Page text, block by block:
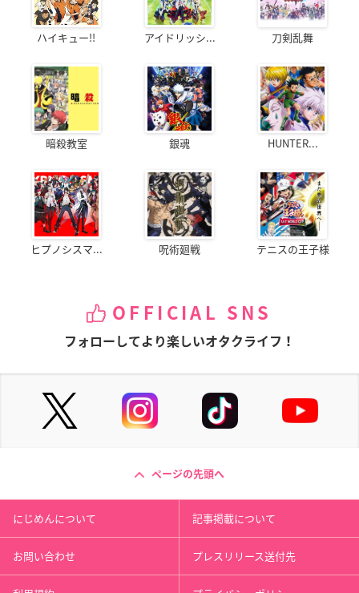
ハイキュー!! アイドリッシ... 刀剣乱舞
暗殺教室 銀魂 HUNTER...
ヒプノシスマ... 呪術廻戦 テニスの王子様
OFFICIAL SNS
フォローしてより楽しいオタクライフ！
ページの先頭へ
にじめんについて 記事掲載について
お問い合わせ プレスリリース送付先